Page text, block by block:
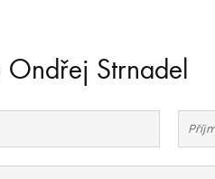
Strnadel